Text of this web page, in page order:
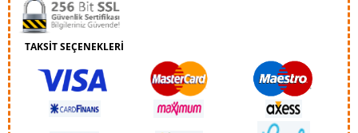
TAKSİT SEÇENEKLERİ